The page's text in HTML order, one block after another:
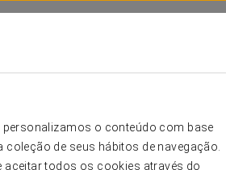
o conteúdo com base
de seus hábitos de navegação.
aceitar todos os cookies através do
Imagine a noite